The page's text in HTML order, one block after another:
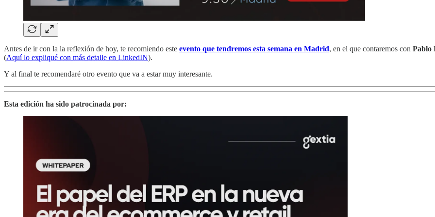
Antes de ir con la la reflexión de hoy, te recomiendo este evento que tendremos esta semana en Madrid, en el que contaremos con Pablo
(Aquí lo expliqué con más detalle en LinkedIN).
Y al final te recomendaré otro evento que va a estar muy interesante.
Esta edición ha sido patrocinada por: